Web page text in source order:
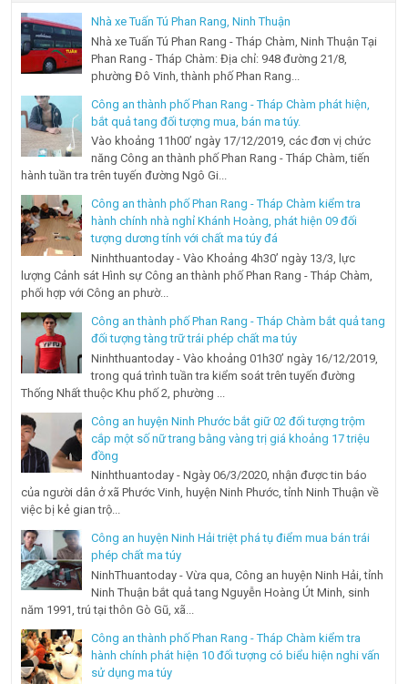
Nhà xe Tuấn Tú Phan Rang, Ninh Thuận
Nhà xe Tuấn Tú Phan Rang - Tháp Chàm, Ninh Thuận Tại
Phan Rang - Tháp Chàm: Địa chỉ: 948 đường 21/8,
phường Đô Vinh, thành phố Phan Rang...
Công an thành phố Phan Rang - Tháp Chàm phát hiện,
bắt quả tang đối tượng mua, bán ma túy.
Vào khoảng 11h00’ ngày 17/12/2019, các đơn vị chức
năng Công an thành phố Phan Rang - Tháp Chàm, tiến
hành tuần tra trên tuyến đường Ngô Gi...
Công an thành phố Phan Rang - Tháp Chàm kiểm tra
hành chính nhà nghỉ Khánh Hoàng, phát hiện 09 đối
tượng dương tính với chất ma túy đá
Ninhthuantoday - Vào Khoảng 4h30’ ngày 13/3, lực
lượng Cảnh sát Hình sự Công an thành phố Phan Rang - Tháp Chàm,
phối hợp với Công an phườ...
Công an thành phố Phan Rang - Tháp Chàm bắt quả tang
đối tượng tàng trữ trái phép chất ma túy
Ninhthuantoday - Vào khoảng 01h30’ ngày 16/12/2019,
trong quá trình tuần tra kiểm soát trên tuyến đường
Thống Nhất thuộc Khu phố 2, phường ...
Công an huyện Ninh Phước bắt giữ 02 đối tượng trộm
cắp một số nữ trang bằng vàng trị giá khoảng 17 triệu
đồng
Ninhthuantoday - Ngày 06/3/2020, nhận được tin báo
của người dân ở xã Phước Vinh, huyện Ninh Phước, tỉnh Ninh Thuận về
việc bị kẻ gian trộ...
Công an huyện Ninh Hải triệt phá tụ điểm mua bán trái
phép chất ma túy
NinhThuantoday - Vừa qua, Công an huyện Ninh Hải, tỉnh
Ninh Thuận bắt quả tang Nguyễn Hoàng Út Minh, sinh
năm 1991, trú tại thôn Gò Gũ, xã...
Công an thành phố Phan Rang - Tháp Chàm kiểm tra
hành chính phát hiện 10 đối tượng có biểu hiện nghi vấn
sử dụng ma túy